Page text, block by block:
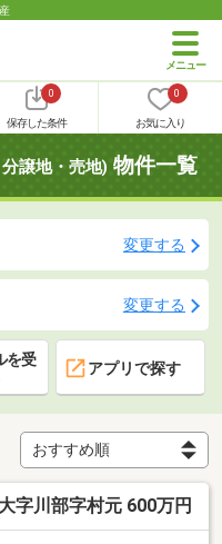
0
保存した条件
0
お気に入り
譲地・売地) 物件一覧
変更する
変更する
を受
アプリで探す
字川部字村元 600万円